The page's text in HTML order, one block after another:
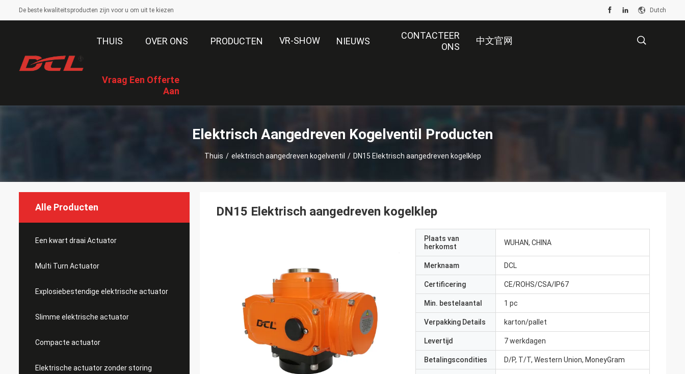
De beste kwaliteitsproducten zijn voor u om uit te kiezen Dutch
THUIS OVER ONS PRODUCTEN VR-SHOW NIEUWS
CONTACTEER
ONS
中文官网
Vraag Een Offerte
Aan
Elektrisch Aangedreven Kogelventil Producten
Thuis / elektrisch aangedreven kogelventil / DN15 Elektrisch aangedreven kogelklep
Alle Producten
Een kwart draai Actuator
Multi Turn Actuator
Explosiebestendige elektrische actuator
Slimme elektrische actuator
Compacte actuator
Elektrische actuator zonder storing
DN15 Elektrisch aangedreven kogelklep
Plaats van
herkomst
WUHAN, CHINA
Merknaam DCL
Certificering CE/ROHS/CSA/IP67
Min. bestelaantal 1 pc
Verpakking Details karton/pallet
Levertijd 7 werkdagen
Betalingscondities D/P, T/T, Western Union, MoneyGram